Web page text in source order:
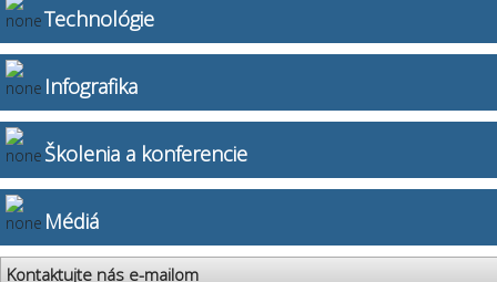
Technológie
Infografika
Školenia a konferencie
Médiá
Kontaktujte nás e-mailom